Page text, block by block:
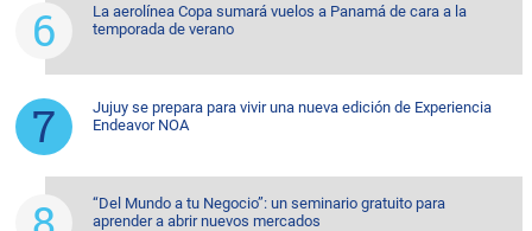
La aerolínea Copa sumará vuelos a Panamá de cara a la
temporada de verano
Jujuy se prepara para vivir una nueva edición de Experiencia
Endeavor NOA
“Del Mundo a tu Negocio”: un seminario gratuito para
aprender a abrir nuevos mercados